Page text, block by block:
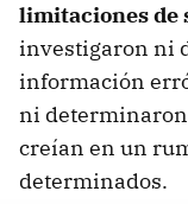
limitaciones de
investigaron ni
información
ni
creían en un
determinados.